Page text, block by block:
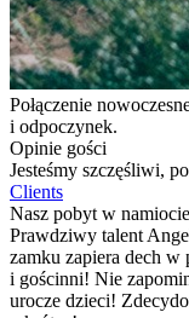
Połączenie
i odpoczynek.
Opinie gości
Jesteśmy szczęśliwi,
Clients
Nasz pobyt w
Prawdziwy talent
zamku zapiera dech
i gościnni! Nie
urocze dzieci!